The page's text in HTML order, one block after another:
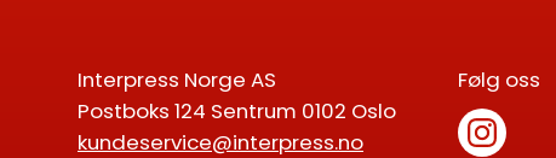
Interpress Norge AS
Postboks 124 Sentrum 0102 Oslo
kundeservice@interpress.no
Følg oss